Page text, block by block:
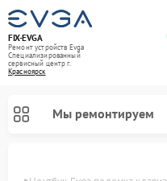
FIX-EVGA
Ремонт устройств Evga
Специализированный
cервисный центр г.
Красноярск
Мы ремонтируем